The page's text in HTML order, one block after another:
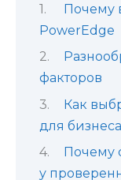
Почему
PowerEdge
факторов
Как
для бизнеса
Почему
у